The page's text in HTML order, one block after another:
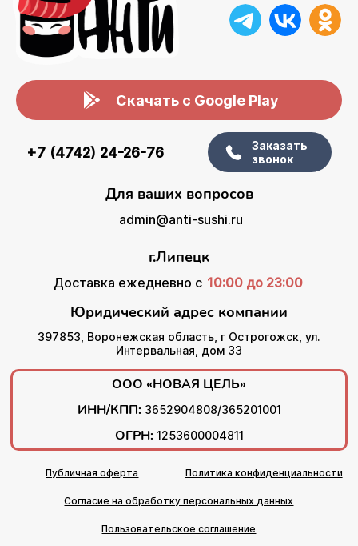
Скачать с Google Play
+7 (4742) 24-26-76
Заказать
звонок
Для ваших вопросов
admin@anti-sushi.ru
г.Липецк
Доставка ежедневно с 10:00 до 23:00
Юридический адрес компании
397853, Воронежская область, г Острогожск, ул.
Интервальная, дом 33
ООО «НОВАЯ ЦЕЛЬ»
ИНН/КПП: 3652904808/365201001
ОГРН: 1253600004811
Публичная оферта Политика конфиденциальности
Согласие на обработку персональных данных
Пользовательское соглашение